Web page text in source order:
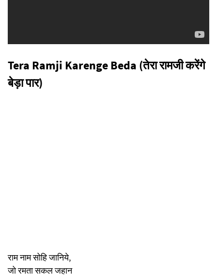
Tera Ramji Karenge Beda (तेरा रामजी करेंगे
बेड़ा पार)
राम नाम सोहि जानिये,
जो रमता सकल जहान